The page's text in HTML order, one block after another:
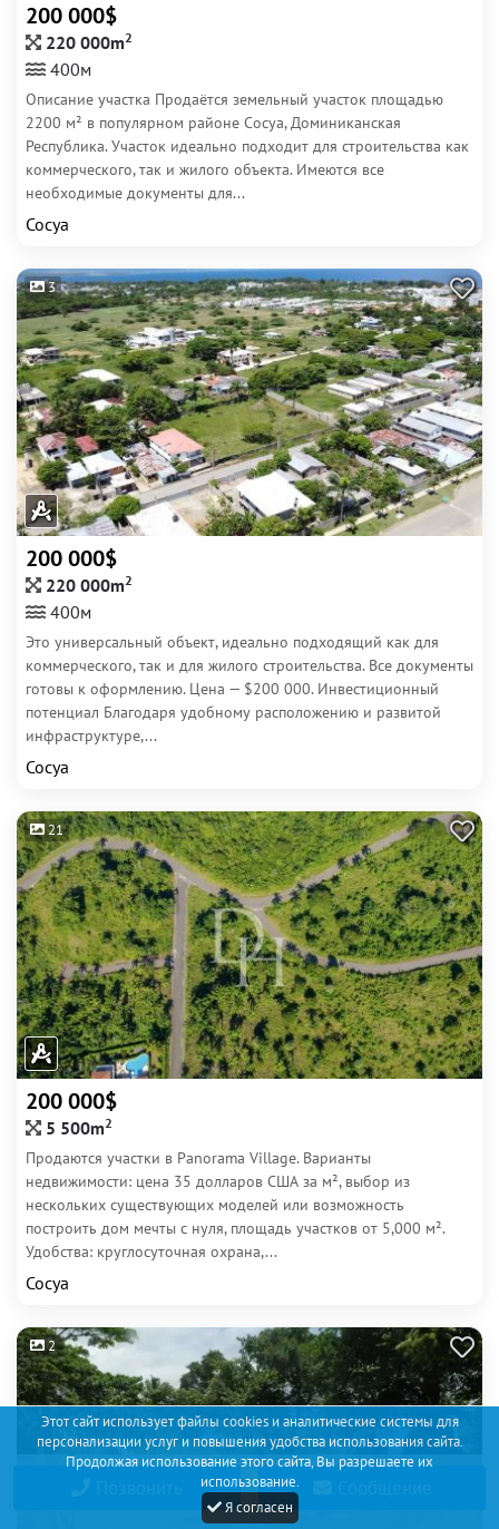
Этот сайт использует файлы cookies и аналитические системы для
персонализации услуг и повышения удобства использования сайта.
Продолжая использование этого сайта, Вы разрешаете их
использование.
Я согласен
200 000$
220 000m2
400м
Описание участка Продаётся земельный участок площадью
2200 м² в популярном районе Сосуа, Доминиканская
Республика. Участок идеально подходит для строительства как
коммерческого, так и жилого объекта. Имеются все
необходимые документы для...
Сосуа
3
200 000$
220 000m2
400м
Это универсальный объект, идеально подходящий как для
коммерческого, так и для жилого строительства. Все документы
готовы к оформлению. Цена — $200 000. Инвестиционный
потенциал Благодаря удобному расположению и развитой
инфраструктуре,...
Сосуа
21
200 000$
5 500m2
Продаются участки в Panorama Village. Варианты
недвижимости: цена 35 долларов США за м², выбор из
нескольких существующих моделей или возможность
построить дом мечты с нуля, площадь участков от 5,000 м².
Удобства: круглосуточная охрана,...
Сосуа
2
Позвонить Сообщение